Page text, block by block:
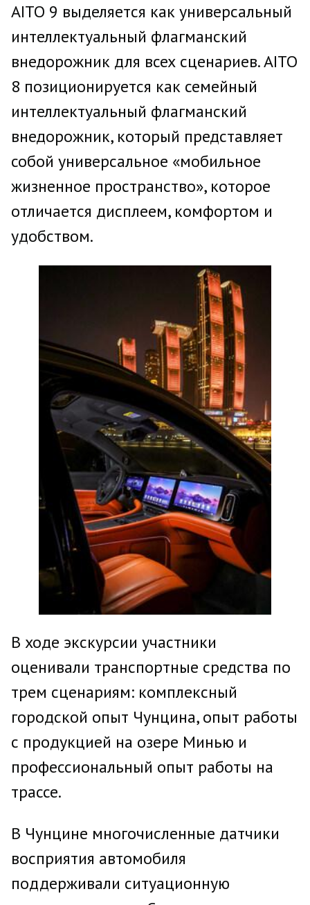
AITO 9 выделяется как универсальный
интеллектуальный флагманский
внедорожник для всех сценариев. AITO
8 позиционируется как семейный
интеллектуальный флагманский
внедорожник, который представляет
собой универсальное «мобильное
жизненное пространство», которое
отличается дисплеем, комфортом и
удобством.
В ходе экскурсии участники
оценивали транспортные средства по
трем сценариям: комплексный
городской опыт Чунцина, опыт работы
с продукцией на озере Минью и
профессиональный опыт работы на
трассе.
В Чунцине многочисленные датчики
восприятия автомобиля
поддерживали ситуационную